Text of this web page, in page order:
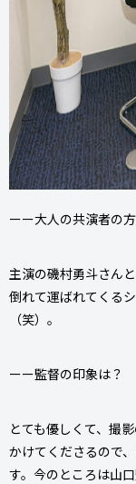
ーー大人の共演者の
主演の磯村勇斗さん
倒れて運ばれてくる
（笑）。
ーー監督の印象は？
とても優しくて、撮
かけてくださるので
す。今のところは山